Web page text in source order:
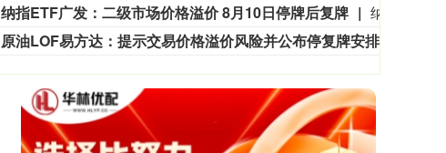
纳指ETF广发：二级市场价格溢价 8月10日停牌后复牌
原油LOF易方达：提示交易价格溢价风险并公布停复牌安排